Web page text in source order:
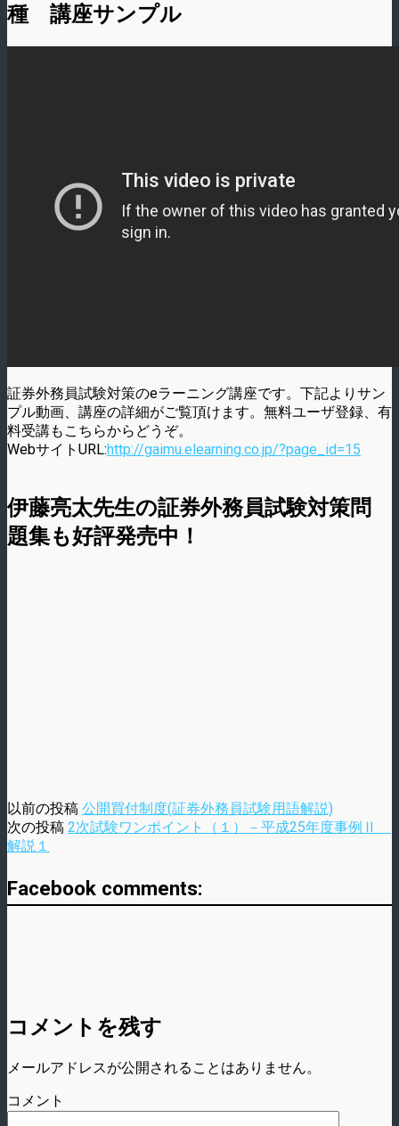
種 講座サンプル
証券外務員試験対策のeラーニング講座です。下記よりサン
プル動画、講座の詳細がご覧頂けます。無料ユーザ登録、有
料受講もこちらからどうぞ。
WebサイトURL:http://gaimu.elearning.co.jp/?page_id=15
伊藤亮太先生の証券外務員試験対策問
題集も好評発売中！
以前の投稿 公開買付制度(証券外務員試験用語解説)
次の投稿 2次試験ワンポイント（１）－平成25年度事例Ⅱ
解説１
Facebook comments:
コメントを残す
メールアドレスが公開されることはありません。
コメント